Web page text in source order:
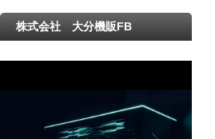
株式会社 大分機販FB